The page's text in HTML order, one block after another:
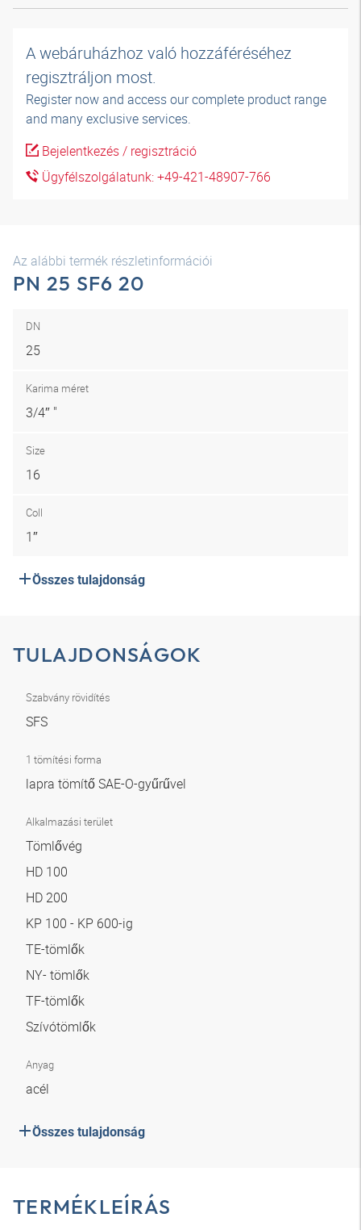
A webáruházhoz való hozzáféréséhez
regisztráljon most.
Register now and access our complete product range
and many exclusive services.
Bejelentkezés / regisztráció
Ügyfélszolgálatunk: +49-421-48907-766
Az alábbi termék részletinformációi
PN 25 SF6 20
DN
25
Karima méret
3/4″ "
Size
16
Coll
1″
Összes tulajdonság
TULAJDONSÁGOK
Szabvány rövidítés
SFS
1 tömítési forma
lapra tömítő SAE-O-gyűrűvel
Alkalmazási terület
Tömlővég
HD 100
HD 200
KP 100 - KP 600-ig
TE-tömlők
NY- tömlők
TF-tömlők
Szívótömlők
Anyag
acél
Összes tulajdonság
TERMÉKLEÍRÁS